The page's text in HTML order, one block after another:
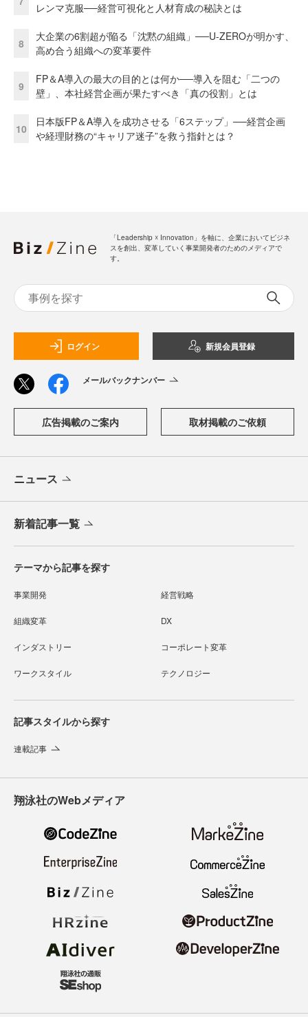
レンマ克服──経営可視化と人材育成の秘訣とは
8
大企業の6割超が陥る「沈黙の組織」──U-ZEROが明かす、
高め合う組織への変革要件
9
FP＆A導入の最大の目的とは何か──導入を阻む「二つの
壁」、本社経営企画が果たすべき「真の役割」とは
10
日本版FP＆A導入を成功させる「6ステップ」──経営企画
や経理財務の“キャリア迷子”を救う指針とは？
「Leadership ☓ Innovation」を軸に、企業においてビジネ
スを創出、変革していく事業開発者のためのメディアで
す。
ログイン 新規会員登録
メールバックナンバー
広告掲載のご案内 取材掲載のご依頼
ニュース
新着記事一覧
テーマから記事を探す
事業開発 経営戦略
組織変革 DX
インダストリー コーポレート変革
ワークスタイル テクノロジー
記事スタイルから探す
連載記事
翔泳社のWebメディア